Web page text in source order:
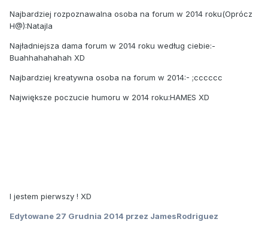
Najbardziej rozpoznawalna osoba na forum w 2014 roku(Oprócz
H@):Natajla
Najładniejsza dama forum w 2014 roku według ciebie:-
Buahhahahahah XD
Najbardziej kreatywna osoba na forum w 2014:- ;cccccc
Największe poczucie humoru w 2014 roku:HAMES XD
I jestem pierwszy ! XD
Edytowane 27 Grudnia 2014 przez JamesRodriguez